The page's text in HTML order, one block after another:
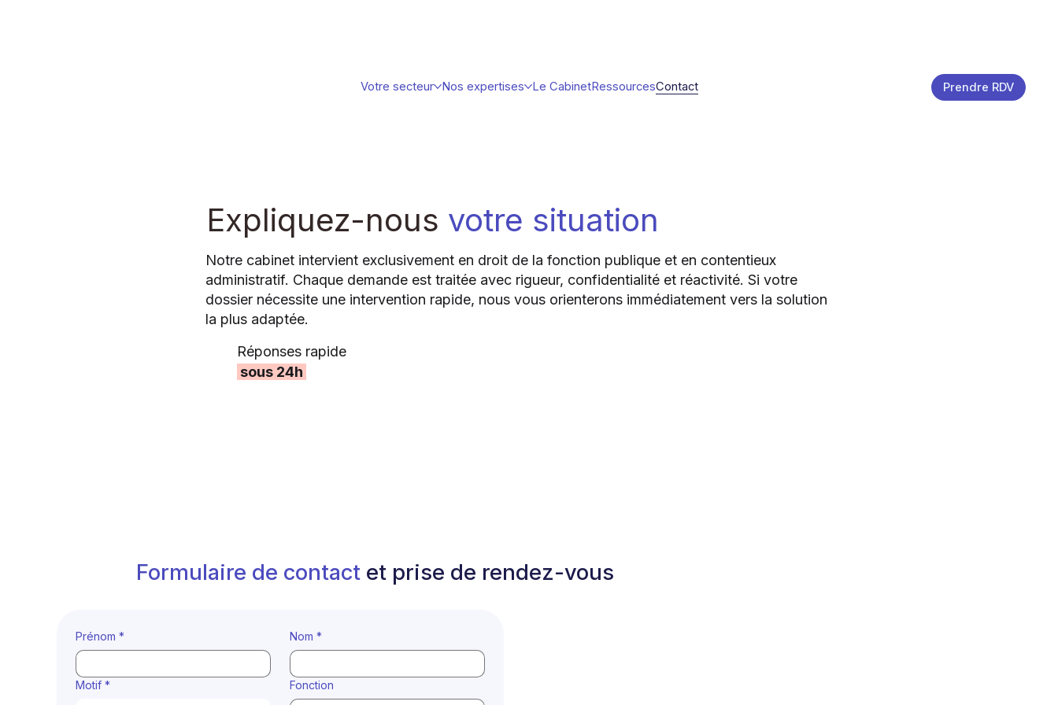
Votre secteur Nos expertises Le CabinetRessourcesContact Prendre RDV
Expliquez-nous votre situation
Notre cabinet intervient exclusivement en droit de la fonction publique et en contentieux
administratif. Chaque demande est traitée avec rigueur, confidentialité et réactivité. Si votre
dossier nécessite une intervention rapide, nous vous orienterons immédiatement vers la solution
la plus adaptée.
Réponses rapide
sous 24h
Formulaire de contact et prise de rendez-vous
Prénom * Nom *
Motif * Fonction